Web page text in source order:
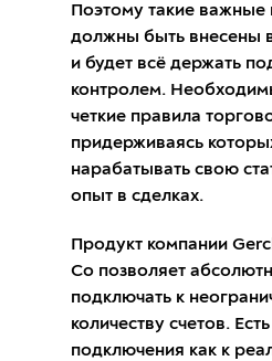
Поэтому такие
должны быть внесены
и будет всё держать
контролем.
четкие правила
придерживаясь
нарабатывать свою
опыт в сделках.
Продукт компании
Co позволяет
подключать к
количеству счетов.
подключения как к